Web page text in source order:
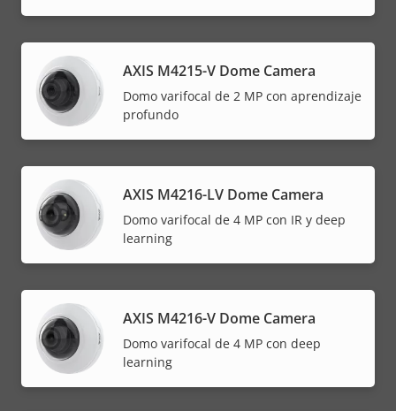
AXIS M4215-V Dome Camera
Domo varifocal de 2 MP con aprendizaje
profundo
AXIS M4216-LV Dome Camera
Domo varifocal de 4 MP con IR y deep
learning
AXIS M4216-V Dome Camera
Domo varifocal de 4 MP con deep
learning